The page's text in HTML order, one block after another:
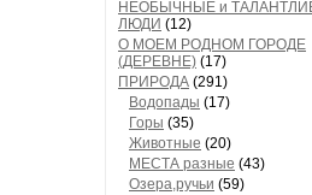
НЕОБЫЧНЫЕ и
ЛЮДИ (12)
О МОЕМ РОДНОМ ГОРОДЕ
(ДЕРЕВНЕ) (17)
ПРИРОДА (291)
Водопады (17)
Горы (35)
Животные (20)
МЕСТА разные (43)
Озера,ручьи (59)